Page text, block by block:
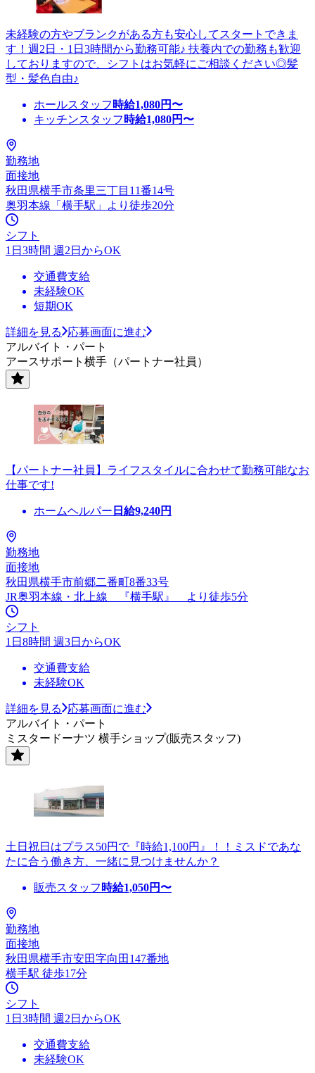
未経験の方やブランクがある方も安心してスタートできま
す！週2日・1日3時間から勤務可能♪ 扶養内での勤務も歓迎
しておりますので、シフトはお気軽にご相談ください◎髪
型・髪色自由♪
ホールスタッフ 時給1,080円〜
キッチンスタッフ 時給1,080円〜
勤務地
面接地
秋田県横手市条里三丁目11番14号
奥羽本線「横手駅」より徒歩20分
シフト
1日3時間 週2日からOK
交通費支給
未経験OK
短期OK
詳細を見る
応募画面に進む
アルバイト・パート
アースサポート横手（パートナー社員）
【パートナー社員】ライフスタイルに合わせて勤務可能なお
仕事です!
ホームヘルパー 日給9,240円
勤務地
面接地
秋田県横手市前郷二番町8番33号
JR奥羽本線・北上線 『横手駅』 より徒歩5分
シフト
1日8時間 週3日からOK
交通費支給
未経験OK
詳細を見る
応募画面に進む
アルバイト・パート
ミスタードーナツ 横手ショップ(販売スタッフ)
土日祝日はプラス50円で『時給1,100円』！！ミスドであな
たに合う働き方、一緒に見つけませんか？
販売スタッフ 時給1,050円〜
勤務地
面接地
秋田県横手市安田字向田147番地
横手駅 徒歩17分
シフト
1日3時間 週2日からOK
交通費支給
未経験OK